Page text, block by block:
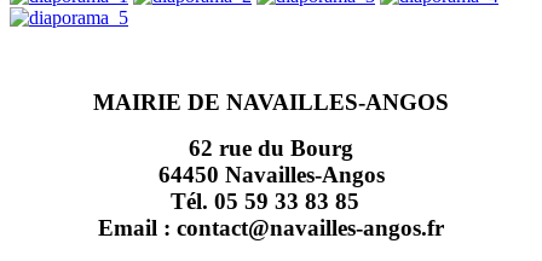
MAIRIE DE NAVAILLES-ANGOS
62 rue du Bourg
64450 Navailles-Angos
Tél. 05 59 33 83 85
Email : contact@navailles-angos.fr